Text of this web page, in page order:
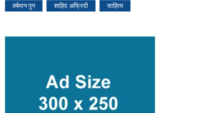
वर्षमान पुन शाहिद अफ्रिदी साहित्य